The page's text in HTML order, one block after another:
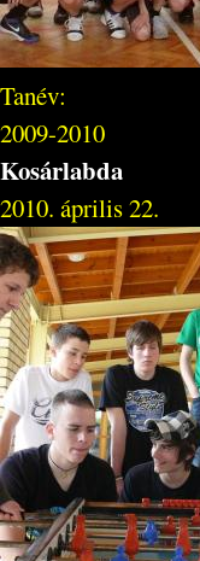
Tanév:
2009-2010
Kosárlabda
2010. április 22.